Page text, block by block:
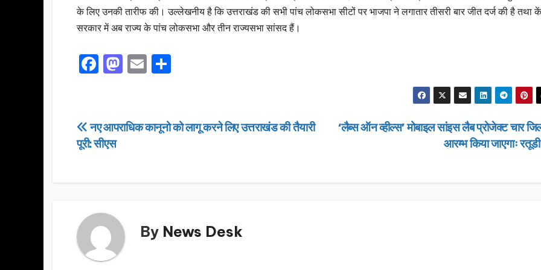
के लिए उनकी तारीफ की। उल्लेखनीय है कि उत्तराखंड की सभी पांच लोकसभा सीटों पर भाजपा ने लगातार तीसरी बार जीत दर्ज की है तथा
सरकार में अब राज्य के पांच लोकसभा और तीन राज्यसभा सांसद हैं।
F
e
b
o
M
o
n
E
e
Post
navigation
‘लैब्स ऑन व्हील्स’ मोबाइल सांइस लैब प्रोजेक्ट चार
आरम्भ किया जाएगाः रतूडी
नए आपराधिक कानूनो को लागू करने लिए उत्तराखंड की तैयारी
पूरी: सीएस
By News Desk